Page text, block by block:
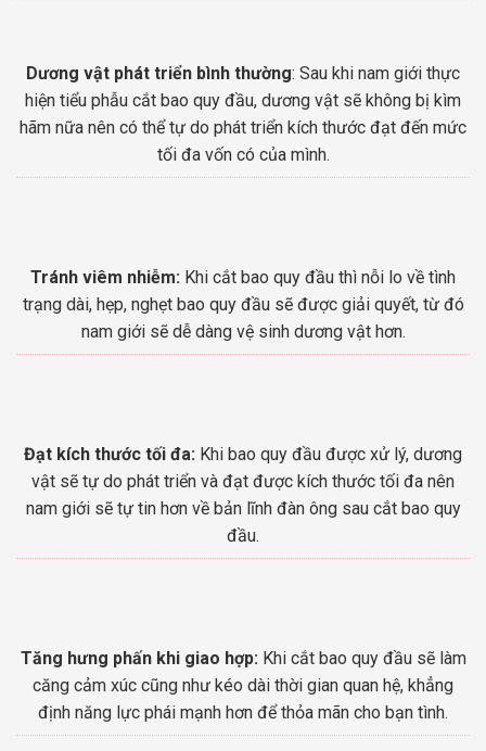
Dương vật phát triển bình thường: Sau khi nam giới thực
hiện tiểu phẫu cắt bao quy đầu, dương vật sẽ không bị kìm
hãm nữa nên có thể tự do phát triển kích thước đạt đến mức
tối đa vốn có của mình.
Tránh viêm nhiễm: Khi cắt bao quy đầu thì nỗi lo về tình
trạng dài, hẹp, nghẹt bao quy đầu sẽ được giải quyết, từ đó
nam giới sẽ dễ dàng vệ sinh dương vật hơn.
Đạt kích thước tối đa: Khi bao quy đầu được xử lý, dương
vật sẽ tự do phát triển và đạt được kích thước tối đa nên
nam giới sẽ tự tin hơn về bản lĩnh đàn ông sau cắt bao quy
đầu.
Tăng hưng phấn khi giao hợp: Khi cắt bao quy đầu sẽ làm
căng cảm xúc cũng như kéo dài thời gian quan hệ, khẳng
định năng lực phái mạnh hơn để thỏa mãn cho bạn tình.